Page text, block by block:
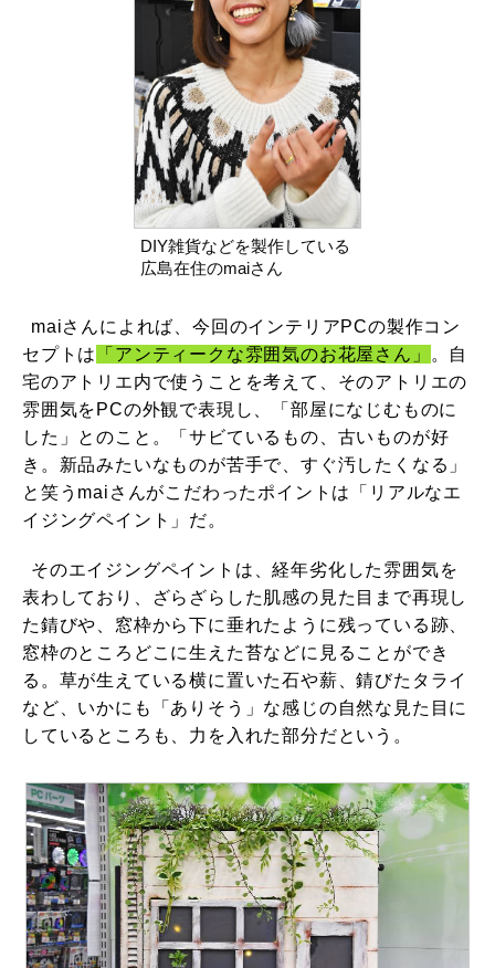
DIY雑貨などを製作している
広島在住のmaiさん
maiさんによれば、今回のインテリアPCの製作コン
セプトは
「アンティークな雰囲気のお花屋さん」
。自
宅のアトリエ内で使うことを考えて、そのアトリエの
雰囲気をPCの外観で表現し、「部屋になじむものに
した」とのこと。「サビているもの、古いものが好
き。新品みたいなものが苦手で、すぐ汚したくなる」
と笑うmaiさんがこだわったポイントは「リアルなエ
イジングペイント」だ。
そのエイジングペイントは、経年劣化した雰囲気を
表わしており、ざらざらした肌感の見た目まで再現し
た錆びや、窓枠から下に垂れたように残っている跡、
窓枠のところどこに生えた苔などに見ることができ
る。草が生えている横に置いた石や薪、錆びたタライ
など、いかにも「ありそう」な感じの自然な見た目に
しているところも、力を入れた部分だという。